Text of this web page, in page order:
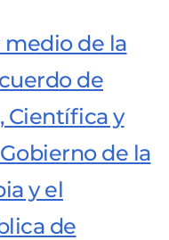
medio de la
de
Científica y
de la
y el
de